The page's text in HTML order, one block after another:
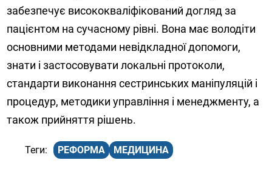
забезпечує висококваліфікований догляд за
пацієнтом на сучасному рівні. Вона має володіти
основними методами невідкладної допомоги,
знати і застосовувати локальні протоколи,
стандарти виконання сестринських маніпуляцій і
процедур, методики управління і менеджменту, а
також прийняття рішень.
РЕФОРМА МЕДИЦИНА